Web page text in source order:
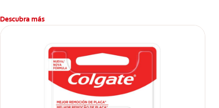
Descubra más